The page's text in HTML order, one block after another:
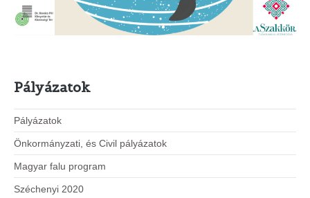
Pályázatok
Pályázatok
Önkormányzati, és Civil pályázatok
Magyar falu program
Széchenyi 2020